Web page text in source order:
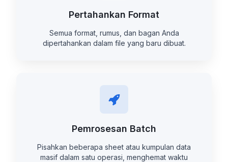
Pertahankan Format
Semua format, rumus, dan bagan Anda
dipertahankan dalam file yang baru dibuat.
Pemrosesan Batch
Pisahkan beberapa sheet atau kumpulan data
masif dalam satu operasi, menghemat waktu